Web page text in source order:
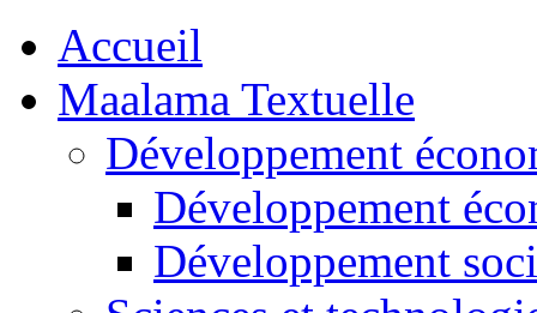
Accueil
Maalama Textuelle
Développement
Développement
Développement